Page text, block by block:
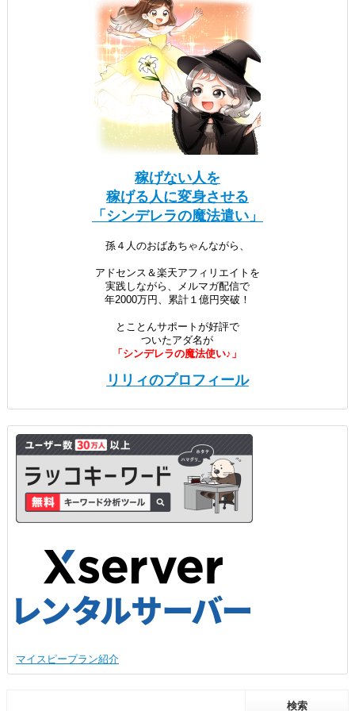
稼げない人を
稼げる人に変身させる
「シンデレラの魔法遣い」
孫４人のおばあちゃんながら、
アドセンス＆楽天アフィリエイトを
実践しながら、メルマガ配信で
年2000万円、累計１億円突破！
とことんサポートが好評で
ついたアダ名が
「シンデレラの魔法使い♪」
リリィのプロフィール
マイスピープラン紹介